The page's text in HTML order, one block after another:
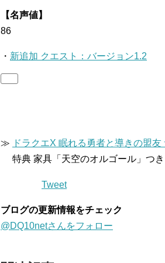
【名声値】
86
・ 新追加 クエスト：バージョン1.2
≫ ドラクエX 眠れる勇者と導きの盟友
特典 家具「天空のオルゴール」つき
Tweet
ブログの更新情報をチェック
@DQ10netさんをフォロー